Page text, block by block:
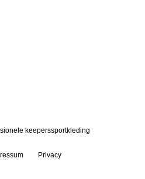
keeperssportkleding
Privacy